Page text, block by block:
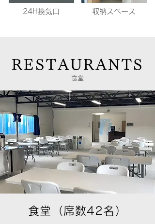
24H換気口 収納スペース
RESTAURANTS
食堂
食堂（席数42名）